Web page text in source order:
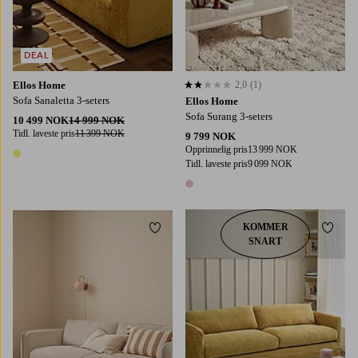
Ellos Home
Sofa Sanaletta 3-seters
10 499 NOK14 999 NOK
Tidl. laveste pris11 399 NOK
1 farge
DEAL
Ellos Home
Sofa Surang 3-seters
9 799 NOK
Opprinnelig pris13 999 NOK
Tidl. laveste pris9 099 NOK
1 farge
2,0 basert på 1 karaktergivninger
2,0 (1)
Legg til favoritterKOMMER
SNART